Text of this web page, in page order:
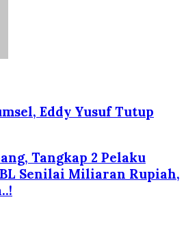
Eddy Yusuf Tutup
Tangkap 2 Pelaku
Senilai Miliaran Rupiah,